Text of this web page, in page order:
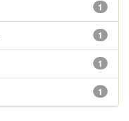
1
1
1
1